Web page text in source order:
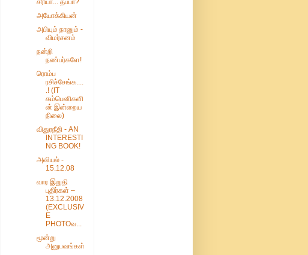
சரியா... தப்பா?
அயோக்கியன்
அபியும் நானும் -
விமர்சனம்
நன்றி
நண்பர்களே!
ரொம்ப
ரசிச்சேங்க....
.! (IT
கம்பெனிகளி
ன் இன்றைய
நிலை)
விதுரநீதி - AN
INTERESTI
NG BOOK!
அவியல் -
15.12.08
வார இறுதி
புதிர்கள் –
13.12.2008
(EXCLUSIV
E
PHOTOவ...
மூன்று
அனுபவங்கள்